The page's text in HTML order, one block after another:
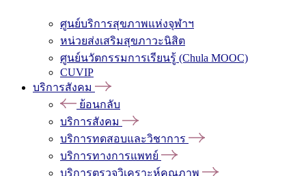
ศูนย์บริการสุขภาพแห่งจุฬาฯ
หน่วยส่งเสริมสุขภาวะนิสิต
ศูนย์นวัตกรรมการเรียนรู้ (Chula MOOC)
CUVIP
บริการสังคม
ย้อนกลับ
บริการสังคม
บริการทดสอบและวิชาการ
บริการทางการแพทย์
บริการตรวจวิเคราะห์คุณภาพ